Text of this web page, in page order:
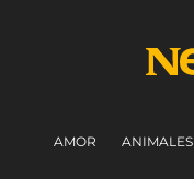
AMOR ANIMALES